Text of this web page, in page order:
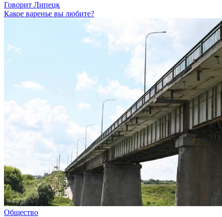
Говорит Липецк
Какое варенье вы любите?
Общество